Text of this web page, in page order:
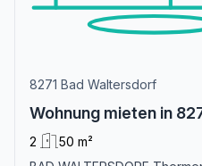
8271 Bad Waltersdorf
Wohnung mieten in
2
50 m²